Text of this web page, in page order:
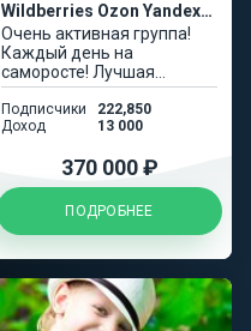
Wildberries Ozon Yandex
Market
Очень активная группа!
Каждый день на
саморосте! Лучшая
аудитория!
Подписчики
222,850
Доход
13 000
370 000 ₽
ПОДРОБНЕЕ